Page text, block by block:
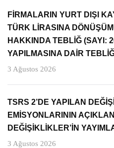
FİRMALARIN YURT DIŞI
TÜRK LİRASINA
HAKKINDA TEBLİĞ (SAYI:
YAPILMASINA DAİR
3 Ağustos 2026
TSRS 2’DE YAPILAN
EMİSYONLARININ
DEĞİŞİKLİKLER’İN
3 Ağustos 2026